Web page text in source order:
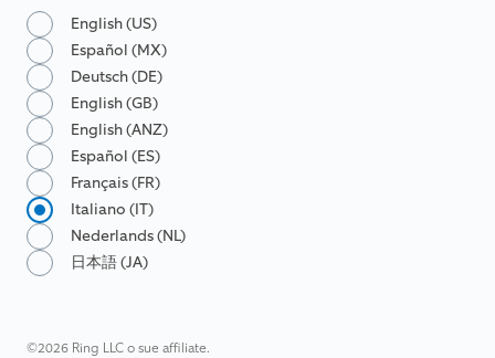
English (US)
Español (MX)
Deutsch (DE)
English (GB)
English (ANZ)
Español (ES)
Français (FR)
Italiano (IT)
Nederlands (NL)
日本語 (JA)
©2026 Ring LLC o sue affiliate.